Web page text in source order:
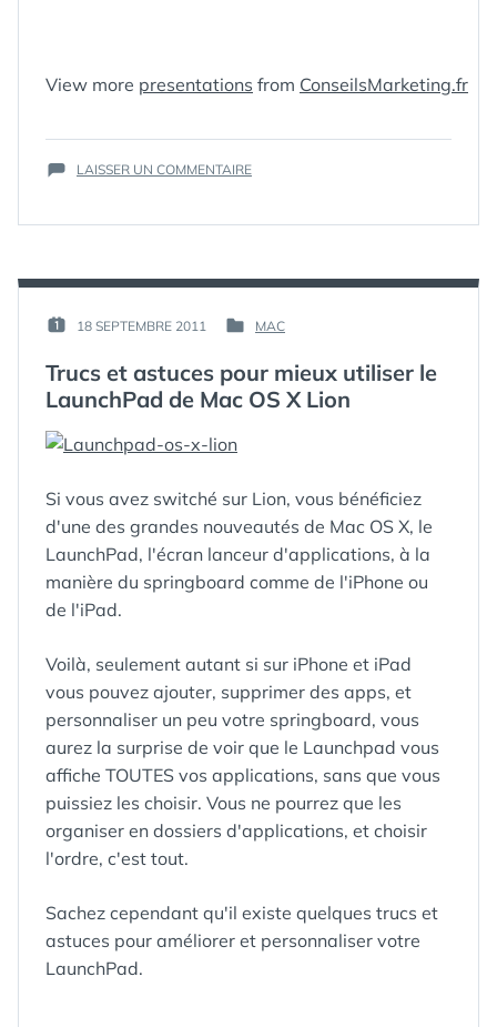
View more presentations from ConseilsMarketing.fr
OPTIMISATION,
LAISSER UN COMMENTAIRESUR
DE
YOUTUBE
PUBLIÉ
18 SEPTEMBRE 2011
PAR :
PUBLIÉ
MAC
Trucs et astuces pour mieux utiliser le
LaunchPad de Mac OS X Lion
Si vous avez switché sur Lion, vous bénéficiez
d'une des grandes nouveautés de Mac OS X, le
LaunchPad, l'écran lanceur d'applications, à la
manière du springboard comme de l'iPhone ou
de l'iPad.
Voilà, seulement autant si sur iPhone et iPad
vous pouvez ajouter, supprimer des apps, et
personnaliser un peu votre springboard, vous
aurez la surprise de voir que le Launchpad vous
affiche TOUTES vos applications, sans que vous
puissiez les choisir. Vous ne pourrez que les
organiser en dossiers d'applications, et choisir
l'ordre, c'est tout.
Sachez cependant qu'il existe quelques trucs et
astuces pour améliorer et personnaliser votre
LaunchPad.